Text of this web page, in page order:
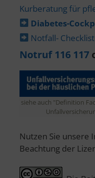
Kurberatung für
Diabetes-​
Notfall-
Notruf 116 117
siehe auch "Definition
Nutzen Sie
Beachtung der